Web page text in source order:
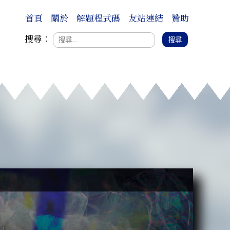
首頁 關於 解題程式碼 友站連結
贊助
搜尋：